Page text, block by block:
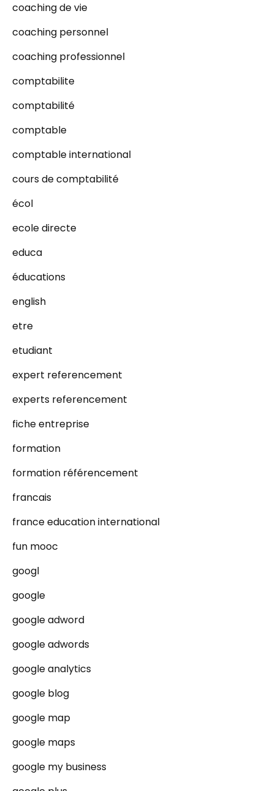
coaching de vie
coaching personnel
coaching professionnel
comptabilite
comptabilité
comptable
comptable international
cours de comptabilité
écol
ecole directe
educa
éducations
english
etre
etudiant
expert referencement
experts referencement
fiche entreprise
formation
formation référencement
francais
france education international
fun mooc
googl
google
google adword
google adwords
google analytics
google blog
google map
google maps
google my business